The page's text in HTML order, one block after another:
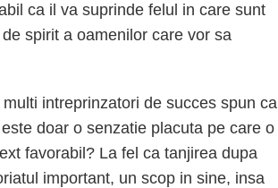
ca il va suprinde felul in care sunt
spirit a oamenilor care vor sa
intreprinzatori de succes spun ca
doar o senzatie placuta pe care o
favorabil? La fel ca tanjirea dupa
important, un scop in sine, insa